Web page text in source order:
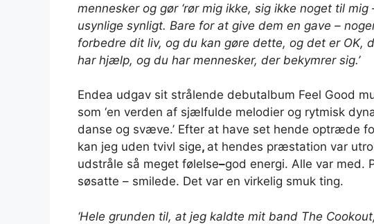
mennesker og gør ‘rør mig ikke, sig ikke noget til
usynlige synligt. Bare for at give dem en gave –
forbedre dit liv, og du kan gøre dette, og det er OK,
har hjælp, og du har mennesker, der bekymrer sig.’
Endea udgav sit strålende debutalbum Feel Good
som ‘en verden af ​​sjælfulde melodier og rytmisk
danse og svæve.’ Efter at have set hende optræde
kan jeg uden tvivl sige, at hendes præstation var
udstråle så meget følelse–god energi. Alle var med.
søsatte – smilede. Det var en virkelig smuk ting.
‘Hele grunden til, at jeg kaldte mit band The